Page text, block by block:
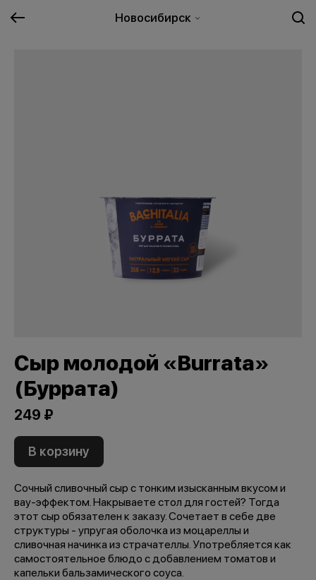
Новосибирск
Сыр молодой «Burrata»
(Буррата)
249 ₽
В корзину
Сочный сливочный сыр с тонким изысканным вкусом и
вау-эффектом. Накрываете стол для гостей? Тогда
этот сыр обязателен к заказу. Сочетает в себе две
структуры - упругая оболочка из моцареллы и
сливочная начинка из страчателлы. Употребляется как
самостоятельное блюдо с добавлением томатов и
капельки бальзамического соуса.